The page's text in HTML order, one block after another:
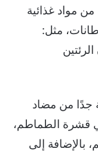
مواد غذائية
مثل:
جدًا من مضاد
قشرة الطماطم،
بالإضافة إلى